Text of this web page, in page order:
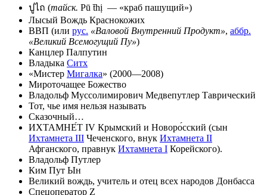
ปูไถ (тайск. Pū t̄hị — «краб пашущий»)
Лысый Вождь Краснокожих
ВВП (или рус. «Валовой Внутренний Продукт», аббр.
«Великий Всемогущий Пу»)
Канцлер Палпутин
Владыка Ситх
«Мистер Мигалка» (2000—2008)
Мироточащее Божество
Владольф Муссолимирович Медвепутлер Таврический
Тот, чье имя нельзя называть
Сказочный…
ИХТАМНЕ́Т IV Крымский и Новоро́сский (сын
Ихтамнета III Чеченского, внук Ихтамнета II
Афганского, правнук Ихтамнета I Корейского).
Владольф Путлер
Ким Пут Ын
Великий вождь, учитель и отец всех народов Донбасса
Спецоператор Z